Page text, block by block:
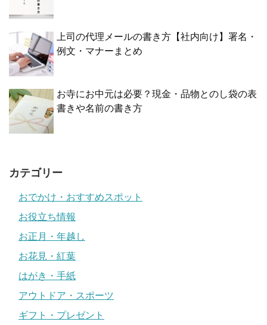
上司の代理メールの書き方【社内向け】署名・
例文・マナーまとめ
お寺にお中元は必要？現金・品物とのし袋の表
書きや名前の書き方
カテゴリー
おでかけ・おすすめスポット
お役立ち情報
お正月・年越し
お花見・紅葉
はがき・手紙
アウトドア・スポーツ
ギフト・プレゼント